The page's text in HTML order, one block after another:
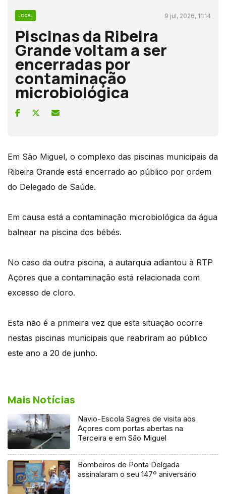
LOCAL 9 jul, 2026, 11:14
Piscinas da Ribeira
Grande voltam a ser
encerradas por
contaminação
microbiológica
Em São Miguel, o complexo das piscinas municipais da
Ribeira Grande está encerrado ao público por ordem
do Delegado de Saúde.
Em causa está a contaminação microbiológica da água
balnear na piscina dos bébés.
No caso da outra piscina, a autarquia adiantou à RTP
Açores que a contaminação está relacionada com
excesso de cloro.
Esta não é a primeira vez que esta situação ocorre
nestas piscinas municipais que reabriram ao público
este ano a 20 de junho.
Mais Notícias
Navio-Escola Sagres de visita aos
Açores com portas abertas na
Terceira e em São Miguel
Bombeiros de Ponta Delgada
assinalaram o seu 147º aniversário